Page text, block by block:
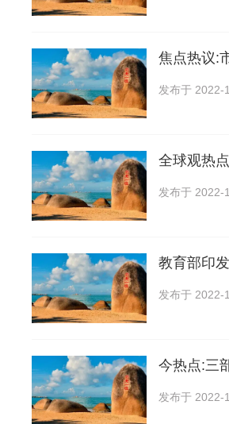
焦点热议:
发布于 2022-
全球观热
发布于 2022-
教育部印
发布于 2022-
今热点:三
发布于 2022-